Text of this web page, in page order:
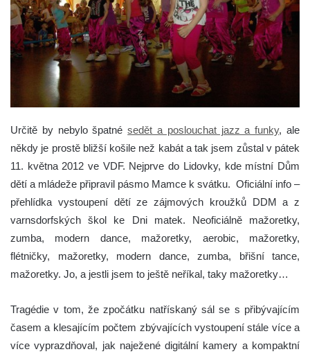
Určitě by nebylo špatnésedět a poslouchat jazz a funky, ale
někdy je prostě bližší košile než kabát a tak jsem zůstal v pátek
11. května 2012 ve VDF. Nejprve do Lidovky, kde místní Dům
dětí a mládeže připravil pásmo Mamce k svátku. Oficiální info –
přehlídka vystoupení dětí ze zájmových kroužků DDM a z
varnsdorfských škol ke Dni matek. Neoficiálně mažoretky,
zumba, modern dance, mažoretky, aerobic, mažoretky,
flétničky, mažoretky, modern dance, zumba, břišní tance,
mažoretky. Jo, a jestli jsem to ještě neříkal, taky mažoretky…
Tragédie v tom, že zpočátku natřískaný sál se s přibývajícím
časem a klesajícím počtem zbývajících vystoupení stále více a
více vyprazdňoval, jak naježené digitální kamery a kompaktní